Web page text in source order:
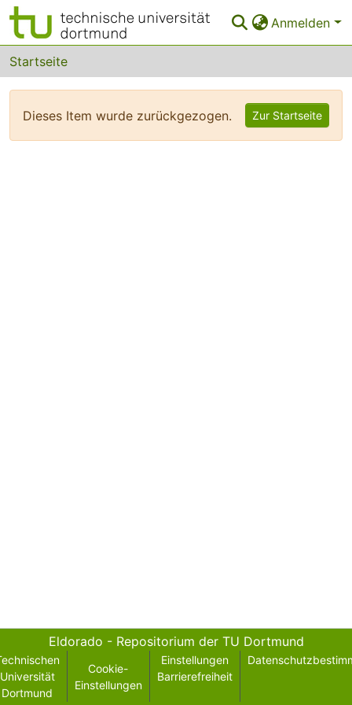
Anmelden
Bereiche & Sammlungen
Das gesamte Repositorium
FAQ
Startseite
Dieses Item wurde zurückgezogen. Zur Startseite
Eldorado - Repositorium der TU Dortmund
Universität
Dortmund
Cookie-
Einstellungen
Einstellungen
Barrierefreiheit